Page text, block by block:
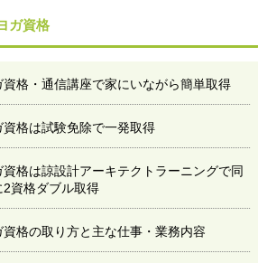
ガ資格
資格・通信講座で家にいながら簡単取得
資格は試験免除で一発取得
資格は諒設計アーキテクトラーニングで同
2資格ダブル取得
資格の取り方と主な仕事・業務内容